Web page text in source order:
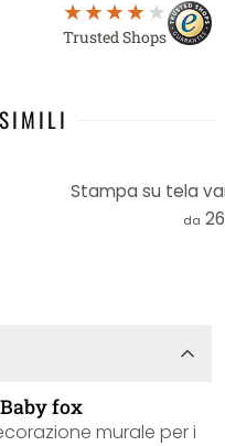
Trusted Shops
Stampa su tela
da
fox
murale per i